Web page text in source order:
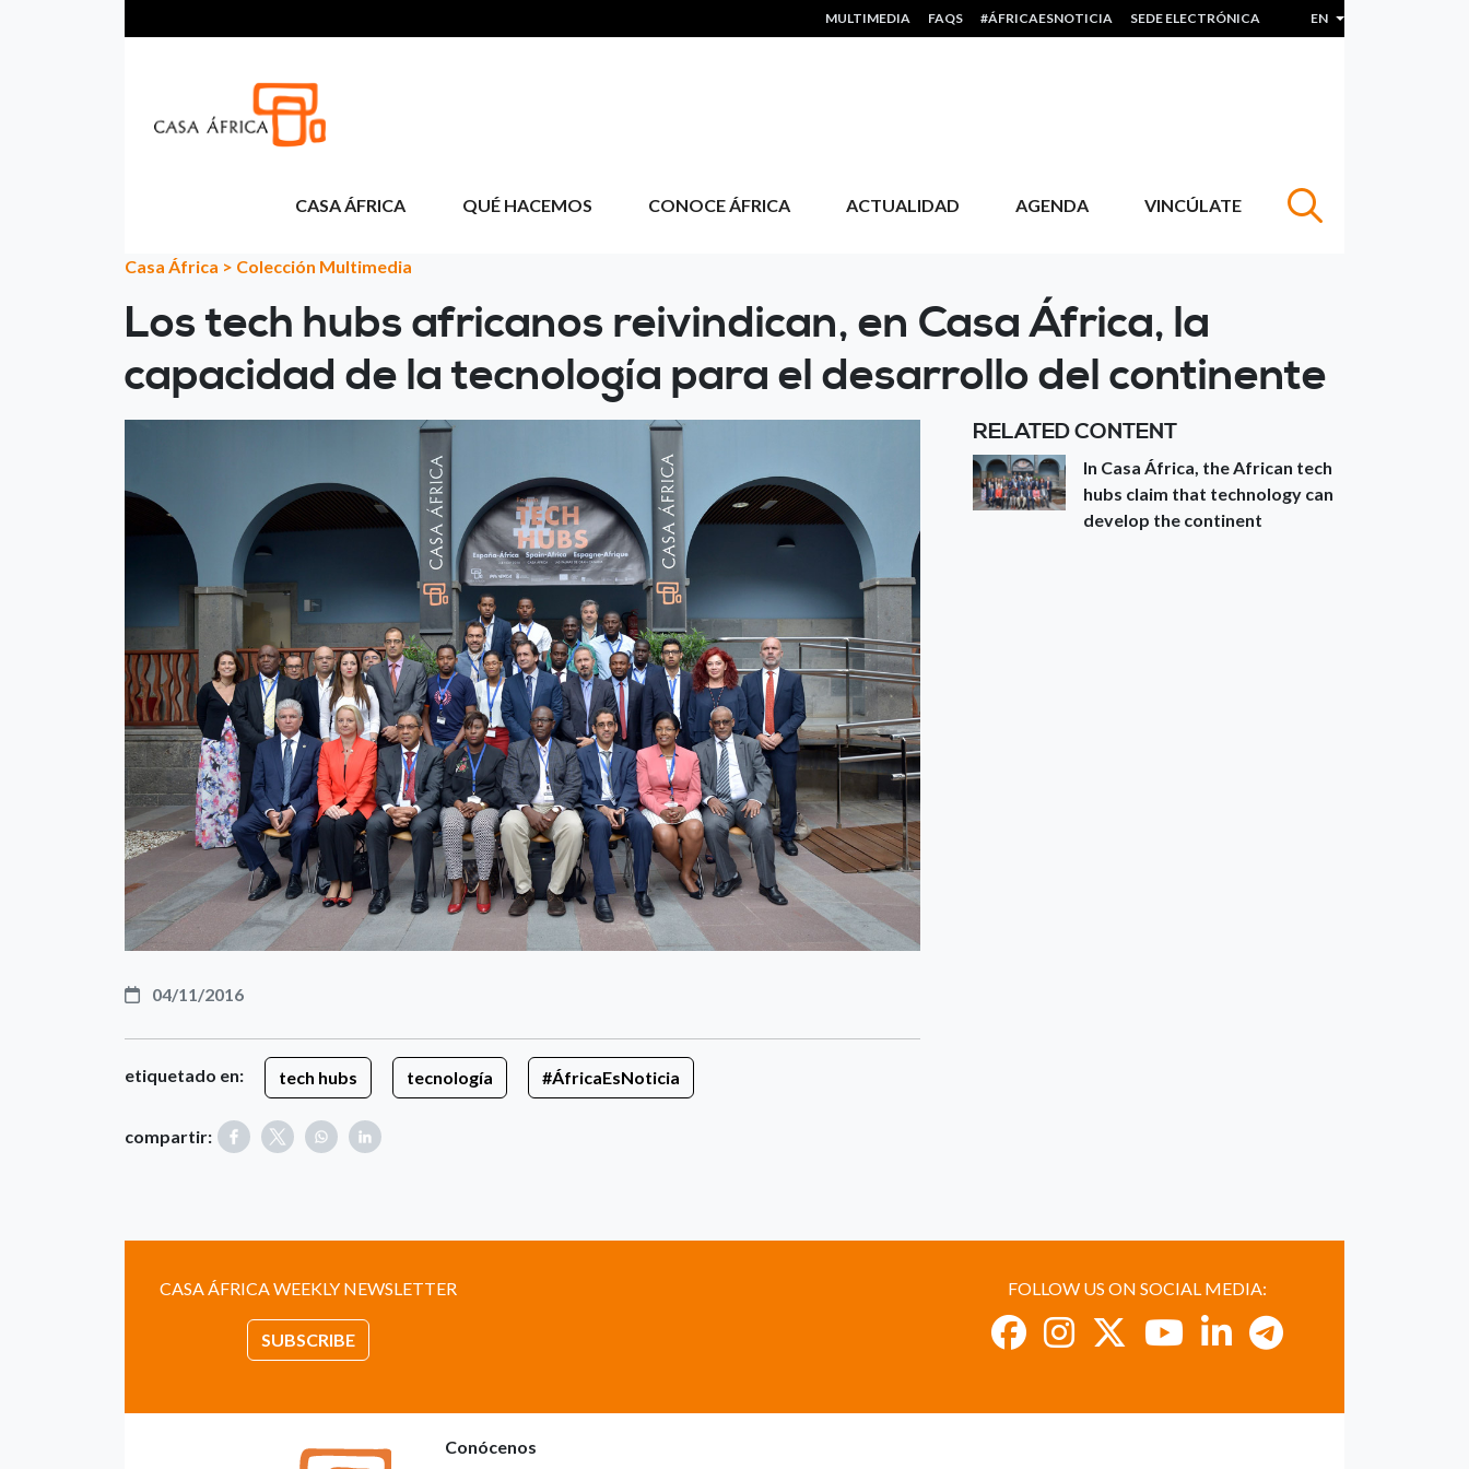
HEADER MENU
MULTIMEDIA FAQS #ÁFRICAESNOTICIA SEDE ELECTRÓNICA EN List additional actions
CASA ÁFRICA QUÉ HACEMOS CONOCE ÁFRICA ACTUALIDAD AGENDA VINCÚLATE
Casa África > Colección Multimedia
Los tech hubs africanos reivindican, en Casa África, la
capacidad de la tecnología para el desarrollo del continente
04/11/2016
etiquetado en: tech hubs tecnología #ÁfricaEsNoticia
compartir:
RELATED CONTENT
In Casa África, the African tech
hubs claim that technology can
develop the continent
CASA ÁFRICA WEEKLY NEWSLETTER
SUBSCRIBE
FOLLOW US ON SOCIAL MEDIA:
Conócenos